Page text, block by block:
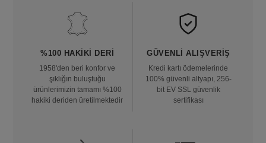
%100 HAKIKI DERI
1958'den beri konfor ve
şıklığın buluştuğu
ürünlerimizin tamamı %100
hakiki deriden üretilmektedir
GÜVENLI ALIŞVERIŞ
Kredi kartı ödemelerinde
100% güvenli altyapı, 256-
bit EV SSL güvenlik
sertifikası